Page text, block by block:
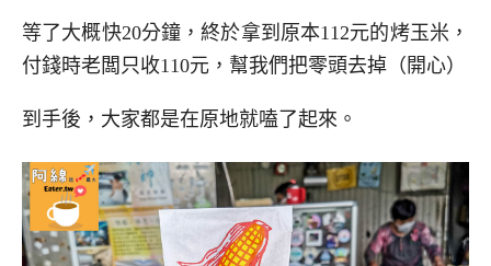
等了大概快20分鐘，終於拿到原本112元的烤玉米，
付錢時老闆只收110元，幫我們把零頭去掉（開心）
到手後，大家都是在原地就嗑了起來。